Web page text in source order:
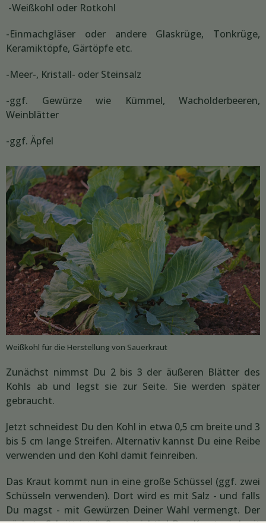
-Weißkohl oder Rotkohl
-Einmachgläser oder andere Glaskrüge, Tonkrüge,
Keramiktöpfe, Gärtöpfe etc.
-Meer-, Kristall- oder Steinsalz
-ggf. Gewürze wie Kümmel, Wacholderbeeren,
Weinblätter
-ggf. Äpfel
Weißkohl für die Herstellung von Sauerkraut
Zunächst nimmst Du 2 bis 3 der äußeren Blätter des
Kohls ab und legst sie zur Seite. Sie werden später
gebraucht.
Jetzt schneidest Du den Kohl in etwa 0,5 cm breite und 3
bis 5 cm lange Streifen. Alternativ kannst Du eine Reibe
verwenden und den Kohl damit feinreiben.
Das Kraut kommt nun in eine große Schüssel (ggf. zwei
Schüsseln verwenden). Dort wird es mit Salz - und falls
Du magst - mit Gewürzen Deiner Wahl vermengt. Der